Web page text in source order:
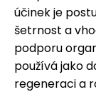
účinek je
šetrnost a
podporu
používá jako
regeneraci a
u
č
u